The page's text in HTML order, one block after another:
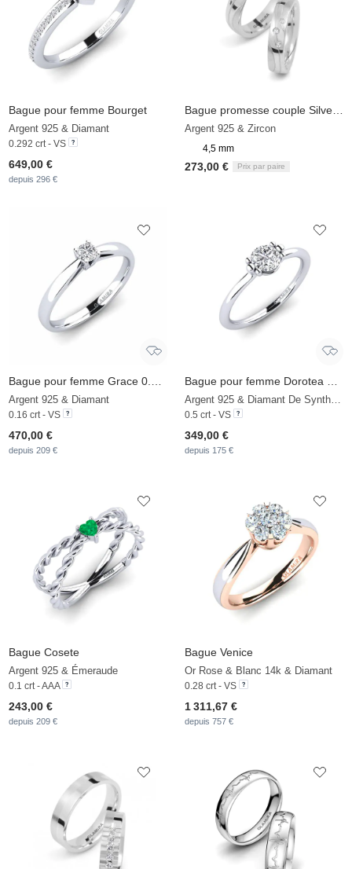
Bague pour femme Bourget
Argent 925 & Diamant
0.292 crt - VS
649,00 €
depuis 296 €
Argent 925 & Zircon
4,5 mm
273,00 € Prix par paire
Argent 925 & Diamant
0.16 crt - VS
470,00 €
depuis 209 €
0.5 crt - VS
349,00 €
depuis 175 €
Bague Cosete
Argent 925 & Émeraude
0.1 crt - AAA
243,00 €
depuis 209 €
Bague Venice
Or Rose & Blanc 14k & Diamant
0.28 crt - VS
1 311,67 €
depuis 757 €